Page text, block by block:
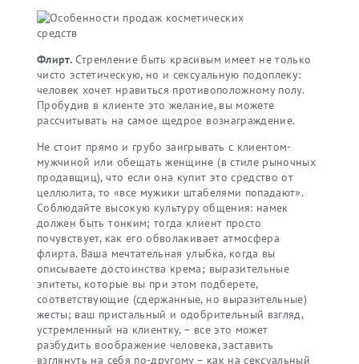
Флирт. Стремление быть красивым имеет не только
чисто эстетическую, но и сексуальную подоплеку:
человек хочет нравиться противоположному полу.
Пробудив в клиенте это желание, вы можете
рассчитывать на самое щедрое вознаграждение.
Не стоит прямо и грубо заигрывать с клиентом-
мужчиной или обещать женщине (в стиле рыночных
продавщиц), что если она купит это средство от
целлюлита, то «все мужики штабелями попадают».
Соблюдайте высокую культуру общения: намек
должен быть тонким; тогда клиент просто
почувствует, как его обволакивает атмосфера
флирта. Ваша мечтательная улыбка, когда вы
описываете достоинства крема; выразительные
эпитеты, которые вы при этом подберете,
соответствующие (сдержанные, но выразительные)
жесты; ваш пристальный и одобрительный взгляд,
устремленный на клиентку, – все это может
разбудить воображение человека, заставить
взглянуть на себя по-другому – как на сексуальный